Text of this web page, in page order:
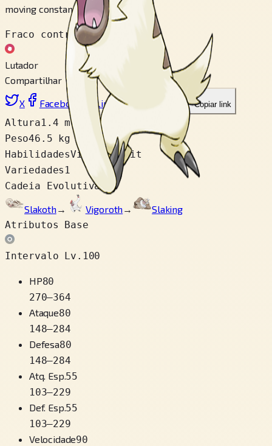
moving constantly.
Fraco contra
Lutador
Compartilhar
X Facebook LinkedIn Copiar link
Altura1.4 m
Peso46.5 kg
HabilidadesVital Spirit
Variedades 1
Cadeia Evolutiva
Slakoth→ Vigoroth→
Slaking
Atributos Base
Intervalo Lv.100
HP80
270–364
Ataque80
148–284
Defesa80
148–284
Atq. Esp.55
103–229
Def. Esp.55
103–229
Velocidade90